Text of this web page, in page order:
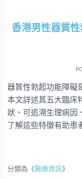
香港男性器質
器質性勃起功能障礙
本文詳述其五大臨床
狀、可追溯生理病因
了解這些特徵有助患
分類為《醫療資訊》